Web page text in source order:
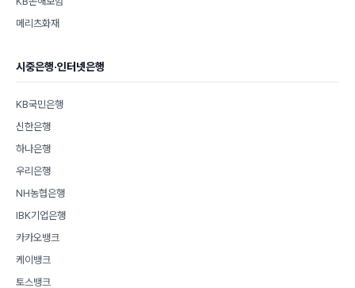
메리츠화재
시중은행·인터넷은행
KB국민은행
신한은행
하나은행
우리은행
NH농협은행
IBK기업은행
카카오뱅크
케이뱅크
토스뱅크